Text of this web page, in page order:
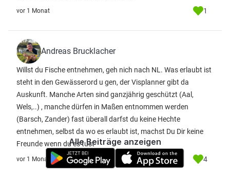
vor 1 Monat 1
Andreas Brucklacher
Willst du Fische entnehmen, geh nich nach NL. Was erlaubt ist
steht in den Gewässerord u gen, der Visplanner gibt da
Auskunft. Manche Arten sind ganzjährig geschützt (Aal,
Wels,..) , manche dürfen in Maßen entnommen werden
(Barsch, Zander) fast überall darfst du keine Hechte
entnehmen, selbst da wo es erlaubt ist, machst Du Dir keine
Freunde wenn du es tust
vor 1 Monat 4
Alle Beiträge anzeigen